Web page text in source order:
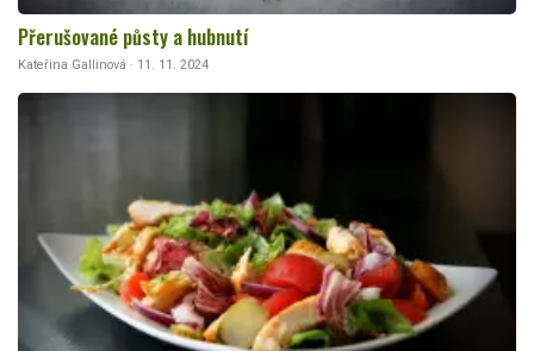
Přerušované půsty a hubnutí
Kateřina Gallinová · 11. 11. 2024